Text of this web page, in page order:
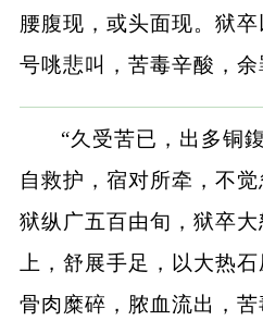
腰腹现，或头面现。狱卒
号咷悲叫，苦毒辛酸，余
“久受苦已，出多铜
自救护，宿对所牵，不
狱纵广五百由旬，狱卒
上，舒展手足，以大热
骨肉糜碎，脓血流出，